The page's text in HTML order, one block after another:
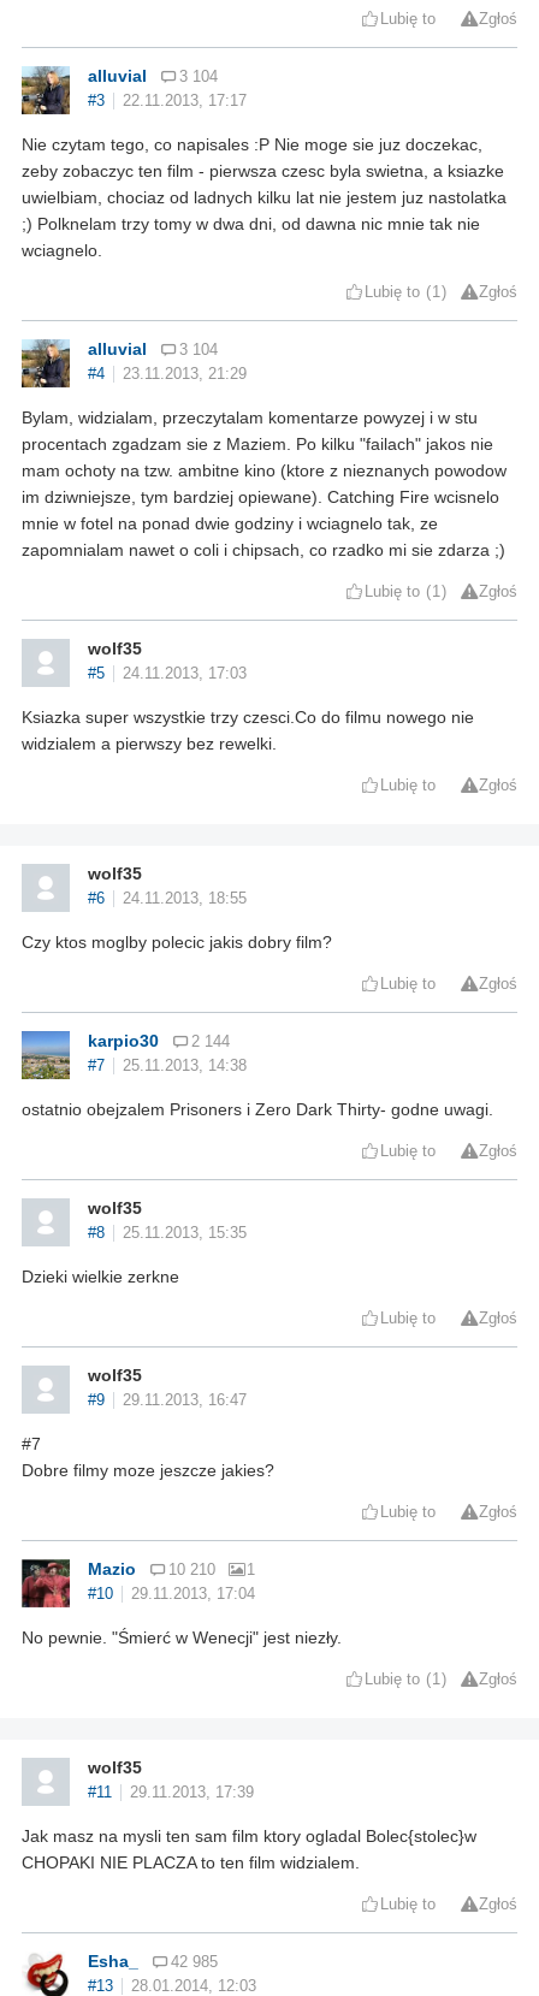
Lubię to Zgłoś
alluvial
3 104
#3
22.11.2013, 17:17
Nie czytam tego, co napisales :P Nie moge sie juz doczekac,
zeby zobaczyc ten film - pierwsza czesc byla swietna, a ksiazke
uwielbiam, chociaz od ladnych kilku lat nie jestem juz nastolatka
;) Polknelam trzy tomy w dwa dni, od dawna nic mnie tak nie
wciagnelo.
Lubię to 1 Zgłoś
alluvial
3 104
#4
23.11.2013, 21:29
Bylam, widzialam, przeczytalam komentarze powyzej i w stu
procentach zgadzam sie z Maziem. Po kilku "failach" jakos nie
mam ochoty na tzw. ambitne kino (ktore z nieznanych powodow
im dziwniejsze, tym bardziej opiewane). Catching Fire wcisnelo
mnie w fotel na ponad dwie godziny i wciagnelo tak, ze
zapomnialam nawet o coli i chipsach, co rzadko mi sie zdarza ;)
Lubię to 1 Zgłoś
wolf35
#5 24.11.2013, 17:03
Ksiazka super wszystkie trzy czesci.Co do filmu nowego nie
widzialem a pierwszy bez rewelki.
Lubię to Zgłoś
wolf35
#6 24.11.2013, 18:55
Czy ktos moglby polecic jakis dobry film?
Lubię to Zgłoś
karpio30
2 144
#7
25.11.2013, 14:38
ostatnio obejzalem Prisoners i Zero Dark Thirty- godne uwagi.
Lubię to Zgłoś
wolf35
#8 25.11.2013, 15:35
Dzieki wielkie zerkne
Lubię to Zgłoś
wolf35
#9 29.11.2013, 16:47
#7
Dobre filmy moze jeszcze jakies?
Lubię to Zgłoś
Mazio 10 210
1
#10
29.11.2013, 17:04
No pewnie. "Śmierć w Wenecji" jest niezły.
Lubię to 1 Zgłoś
wolf35
#11 29.11.2013, 17:39
Jak masz na mysli ten sam film ktory ogladal Bolec{stolec}w
CHOPAKI NIE PLACZA to ten film widzialem.
Lubię to Zgłoś
Esha_
42 985
#13
28.01.2014, 12:03